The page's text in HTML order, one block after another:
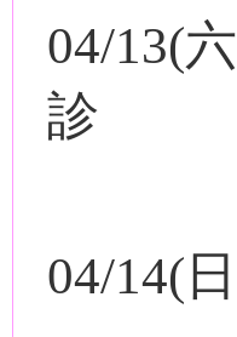
04/13(六
診
04/14( 日